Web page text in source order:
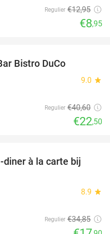
Regulier €12,95
€8,95
Bistro DuCo
9.0 star
Regulier €40,60
€22,50
49%
diner à la carte bij
8.9 star
Regulier €34,85